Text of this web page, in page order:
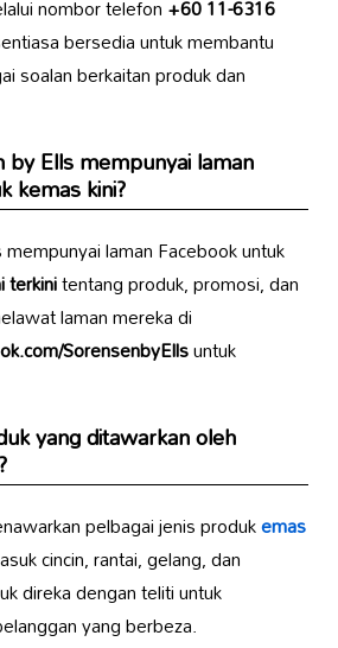
nombor telefon+60 11-6316
bersedia untuk membantu
soalan berkaitan produk dan
Ells mempunyai laman
kemas kini?
laman Facebook untuk
terkinitentang produk, promosi, dan
laman mereka di
SorensenbyEllsuntuk
yang ditawarkan oleh
pelbagai jenis produkemas
cincin, rantai, gelang, dan
direka dengan teliti untuk
yang berbeza.